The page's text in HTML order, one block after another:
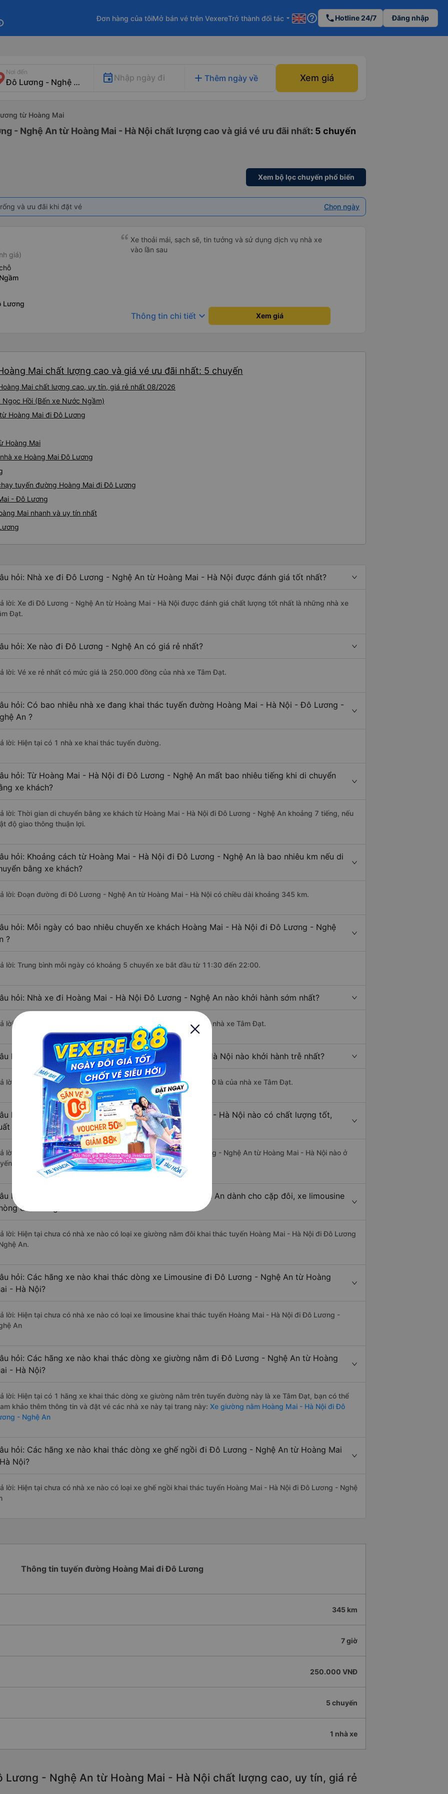
Đơn hàng của tôiMở bán vé trên VexereTrở thành đối tác arrow_drop_down help_outline phoneHotline 24/7 Đăng nhập
Nơi đến
Nhập ngày đi add Thêm ngày về Xem giá
từ Hoàng Mai
- Nghệ An từ Hoàng Mai - Hà Nội chất lượng cao và giá vé ưu đãi nhất: 5 chuyến
Xem bộ lọc chuyến phổ biến
và ưu đãi khi đặt vé Chọn ngày
giá)
Lương
Xe thoải mái, sạch sẽ, tin tưởng và sử dụng dịch vụ nhà xe
vào lần sau
Thông tin chi tiết keyboard_arrow_down Xem giá
Mai chất lượng cao và giá vé ưu đãi nhất: 5 chuyến
Mai chất lượng cao, uy tín, giá rẻ nhất 08/2026
Hồi (Bến xe Nước Ngầm)
Hoàng Mai đi Đô Lương
Hoàng Mai
xe Hoàng Mai Đô Lương
tuyến đường Hoàng Mai đi Đô Lương
- Đô Lương
Mai nhanh và uy tín nhất
hỏi: Nhà xe đi Đô Lương - Nghệ An từ Hoàng Mai - Hà Nội được đánh giá tốt nhất?
lời: Xe đi Đô Lương - Nghệ An từ Hoàng Mai - Hà Nội được đánh giá chất lượng tốt nhất là những nhà xe
Đạt.
hỏi: Xe nào đi Đô Lương - Nghệ An có giá rẻ nhất?
lời: Vé xe rẻ nhất có mức giá là 250.000 đồng của nhà xe Tâm Đạt.
hỏi: Có bao nhiêu nhà xe đang khai thác tuyến đường Hoàng Mai - Hà Nội - Đô Lương -
An ?
lời: Hiện tại có 1 nhà xe khai thác tuyến đường.
hỏi: Từ Hoàng Mai - Hà Nội đi Đô Lương - Nghệ An mất bao nhiêu tiếng khi di chuyển
xe khách?
lời: Thời gian di chuyển bằng xe khách từ Hoàng Mai - Hà Nội đi Đô Lương - Nghệ An khoảng 7 tiếng, nếu
độ giao thông thuận lợi.
hỏi: Khoảng cách từ Hoàng Mai - Hà Nội đi Đô Lương - Nghệ An là bao nhiêu km nếu di
bằng xe khách?
lời: Đoạn đường đi Đô Lương - Nghệ An từ Hoàng Mai - Hà Nội có chiều dài khoảng 345 km.
hỏi: Mỗi ngày có bao nhiêu chuyến xe khách Hoàng Mai - Hà Nội đi Đô Lương - Nghệ
?
lời: Trung bình mỗi ngày có khoảng 5 chuyến xe bắt đầu từ 11:30 đến 22:00.
hỏi: Nhà xe đi Hoàng Mai - Hà Nội Đô Lương - Nghệ An nào khởi hành sớm nhất?
lời: Chuyến xe có giờ xuất phát sớm nhất vào lúc 11:30 là của nhà xe Tâm Đạt.
hỏi: Nhà xe đi Đô Lương - Nghệ An từ Hoàng Mai - Hà Nội nào khởi hành trễ nhất?
lời: Chuyến xe có giờ xuất phát trễ (muộn) nhất là vào lúc 22:00 là của nhà xe Tâm Đạt.
hỏi: Review xe đi Đô Lương - Nghệ An từ Hoàng Mai - Hà Nội nào có chất lượng tốt,
sắc, cao cấp nhất?
lời: Tạm thời chưa đủ review để đánh giá có nhà xe đi Đô Lương - Nghệ An từ Hoàng Mai - Hà Nội nào ở
đường này có chất lượng xuất sắc.
hỏi: Có loại xe Hoàng Mai - Hà Nội Đô Lương - Nghệ An dành cho cặp đôi, xe limousine
đôi không?
lời: Hiện tại chưa có nhà xe nào có loại xe giường nằm đôi khai thác tuyến Hoàng Mai - Hà Nội đi Đô Lương
An.
hỏi: Các hãng xe nào khai thác dòng xe Limousine đi Đô Lương - Nghệ An từ Hoàng
- Hà Nội?
lời: Hiện tại chưa có nhà xe nào có loại xe limousine khai thác tuyến Hoàng Mai - Hà Nội đi Đô Lương -
An
hỏi: Các hãng xe nào khai thác dòng xe giường nằm đi Đô Lương - Nghệ An từ Hoàng
- Hà Nội?
lời: Hiện tại có 1 hãng xe khai thác dòng xe giường nằm trên tuyến đường này là xe Tâm Đạt, bạn có thể
khảo thêm thông tin và đặt vé các nhà xe này tại trang này: Xe giường nằm Hoàng Mai - Hà Nội đi Đô
- Nghệ An
hỏi: Các hãng xe nào khai thác dòng xe ghế ngồi đi Đô Lương - Nghệ An từ Hoàng Mai
Nội?
lời: Hiện tại chưa có nhà xe nào có loại xe ghế ngồi khai thác tuyến Hoàng Mai - Hà Nội đi Đô Lương - Nghệ
Thông tin tuyến đường Hoàng Mai đi Đô Lương
345 km
7 giờ
250.000 VNĐ
5 chuyến
1 nhà xe
Lương - Nghệ An từ Hoàng Mai - Hà Nội chất lượng cao, uy tín, giá rẻ